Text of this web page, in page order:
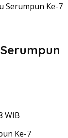
Serumpun Ke-7
WIB